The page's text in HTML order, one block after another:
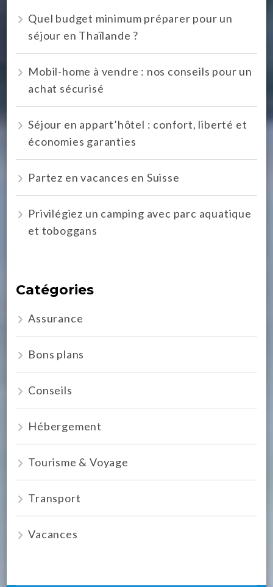
Quel budget minimum préparer pour un
séjour en Thaïlande ?
Mobil-home à vendre : nos conseils pour un
achat sécurisé
Séjour en appart’hôtel : confort, liberté et
économies garanties
Partez en vacances en Suisse
Privilégiez un camping avec parc aquatique
et toboggans
Catégories
Assurance
Bons plans
Conseils
Hébergement
Tourisme & Voyage
Transport
Vacances